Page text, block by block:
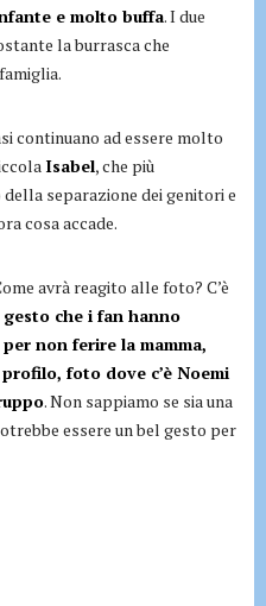
e molto buffa. I due
la burrasca che
continuano ad essere molto
Isabel, che più
separazione dei genitori e
cosa accade.
avrà reagito alle foto? C’è
che i fan hanno
non ferire la mamma,
foto dove c’è Noemi
. Non sappiamo se sia una
essere un bel gesto per